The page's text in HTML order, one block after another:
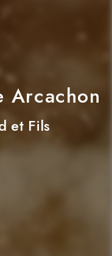
Arcachon
et Fils